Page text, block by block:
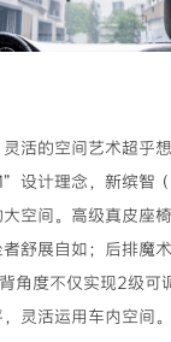
活的空间艺术超乎
设计理念，新缤智
空间。高级真皮座
舒展自如；后排魔
角度不仅实现2级可
灵活运用车内空间